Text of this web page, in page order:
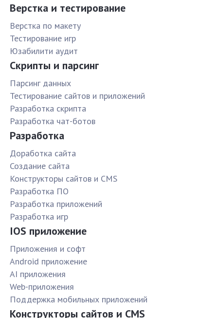
Верстка и тестирование
Верстка по макету
Тестирование игр
Юзабилити аудит
Скрипты и парсинг
Парсинг данных
Тестирование сайтов и приложений
Разработка скрипта
Разработка чат-ботов
Разработка
Доработка сайта
Создание сайта
Конструкторы сайтов и CMS
Разработка ПО
Разработка приложений
Разработка игр
IOS приложение
Приложения и софт
Android приложение
AI приложения
Web-приложения
Поддержка мобильных приложений
Конструкторы сайтов и CMS